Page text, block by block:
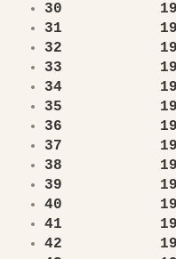
30 1973
31 1974
32
33
34 1975
35 1976
36 1976
37 1976
38 1976
39 1976
40 1976
41 1976
42 1976